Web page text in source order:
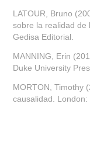
LATOUR, Bruno
sobre la realidad de
Gedisa Editorial.
MANNING, Erin
Duke University
MORTON, Timothy
causalidad. London: